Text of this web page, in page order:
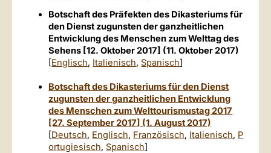
Botschaft des Präfekten des Dikasteriums für
den Dienst zugunsten der ganzheitlichen
Entwicklung des Menschen zum Welttag des
Sehens [12. Oktober 2017] (11. Oktober 2017)
[Englisch, Italienisch, Spanisch]
Botschaft des Dikasteriums für den Dienst
zugunsten der ganzheitlichen Entwicklung
des Menschen zum Welttourismustag 2017
[27. September 2017] (1. August 2017)
[Deutsch, Englisch, Französisch, Italienisch, P
ortugiesisch, Spanisch]